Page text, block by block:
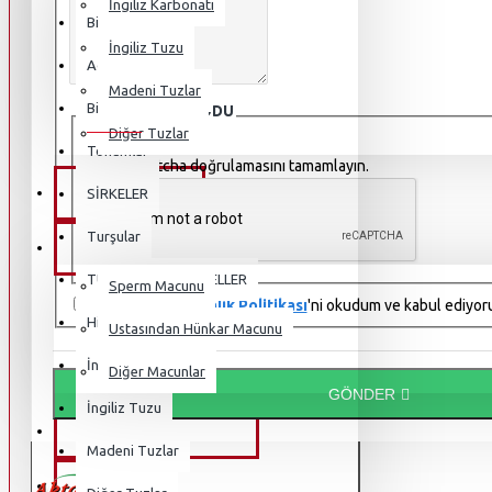
Bitkisel Çaylar
Açlık Otu
Bitkisel Mahsüller
Tohumlar
SİRKELER
Turşular
TUZLAR VE MiNARELLER
Himalaya Tuzu
İngiliz Karbonatı
İngiliz Tuzu
Madeni Tuzlar
İngiliz Karbonatı
İngiliz Tuzu
Madeni Tuzlar
Diğer Tuzlar
HURMA POLENI
OSMANLI MACUNLARI
Sperm Macunu
Ustasından Hünkar Macunu
Diğer Macunlar
BLOG
DOĞRULAMA KODU
Lütfen captcha doğrulamasını tamamlayın.
Gizlilik ve Güvenlik Politikası'ni okudum ve kabul
GÖNDER